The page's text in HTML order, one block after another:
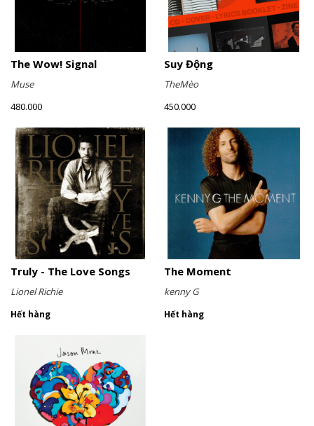
The Wow! Signal
Muse
480.000
Suy Động
TheMèo
450.000
Truly - The Love Songs
Lionel Richie
Hết hàng
The Moment
kenny G
Hết hàng